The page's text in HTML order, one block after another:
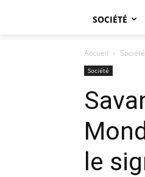
SOCIÉTÉ
Accueil Société
Société
le